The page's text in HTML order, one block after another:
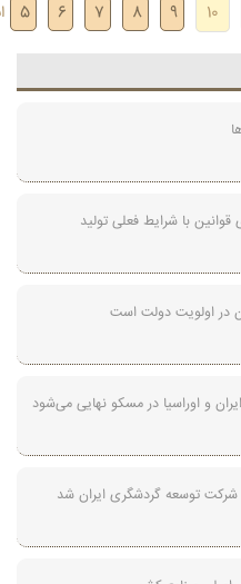
ابتدا
با شرایط فعلی تولید
اولویت دولت است
و اوراسیا در مسکو نهایی می‌شود
توسعه گردشگری ایران شد